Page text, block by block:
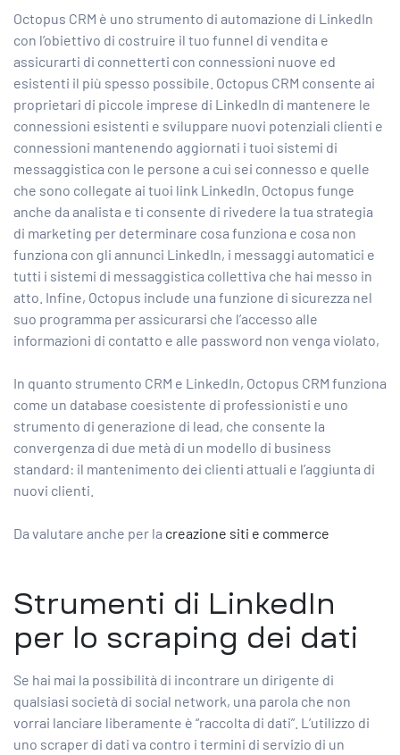
Octopus CRM è uno strumento di automazione di LinkedIn
con l’obiettivo di costruire il tuo funnel di vendita e
assicurarti di connetterti con connessioni nuove ed
esistenti il ​​più spesso possibile. Octopus CRM consente ai
proprietari di piccole imprese di LinkedIn di mantenere le
connessioni esistenti e sviluppare nuovi potenziali clienti e
connessioni mantenendo aggiornati i tuoi sistemi di
messaggistica con le persone a cui sei connesso e quelle
che sono collegate ai tuoi link LinkedIn. Octopus funge
anche da analista e ti consente di rivedere la tua strategia
di marketing per determinare cosa funziona e cosa non
funziona con gli annunci LinkedIn, i messaggi automatici e
tutti i sistemi di messaggistica collettiva che hai messo in
atto. Infine, Octopus include una funzione di sicurezza nel
suo programma per assicurarsi che l’accesso alle
informazioni di contatto e alle password non venga violato,
In quanto strumento CRM e LinkedIn, Octopus CRM funziona
come un database coesistente di professionisti e uno
strumento di generazione di lead, che consente la
convergenza di due metà di un modello di business
standard: il mantenimento dei clienti attuali e l’aggiunta di
nuovi clienti.
Da valutare anche per la creazione siti e commerce
Strumenti di LinkedIn
per lo scraping dei dati
Se hai mai la possibilità di incontrare un dirigente di
qualsiasi società di social network, una parola che non
vorrai lanciare liberamente è “raccolta di dati”. L’utilizzo di
uno scraper di dati va contro i termini di servizio di un